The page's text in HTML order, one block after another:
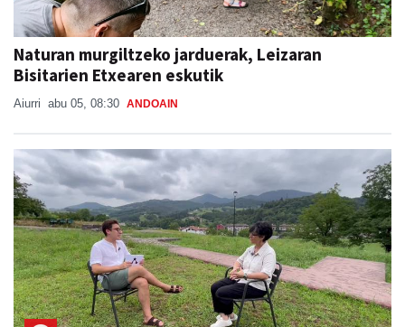
Naturan murgiltzeko jarduerak, Leizaran
Bisitarien Etxearen eskutik
Aiurri abu 05, 08:30 ANDOAIN